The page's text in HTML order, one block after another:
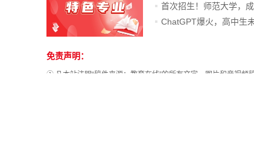
高考真题
首次招生！师范大学，
免责声明：
① 凡本站注明“稿件来源：教育在线”的所有文字、图片和音视